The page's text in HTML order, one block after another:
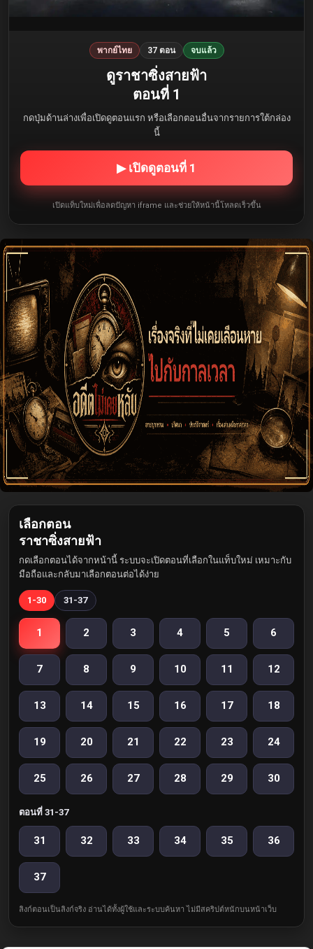
พากย์ไทย 37 ตอน จบแล้ว
ดูราชาซิ่งสายฟ้า
ตอนที่ 1
กดปุ่มด้านล่างเพื่อเปิดดูตอนแรก หรือเลือกตอนอื่นจากรายการใต้กล่อง
นี้
▶ เปิดดูตอนที่ 1
เปิดแท็บใหม่เพื่อลดปัญหา iframe และช่วยให้หน้านี้โหลดเร็วขึ้น
เลือกตอน
ราชาซิ่งสายฟ้า
กดเลือกตอนได้จากหน้านี้ ระบบจะเปิดตอนที่เลือกในแท็บใหม่ เหมาะกับ
มือถือและกลับมาเลือกตอนต่อได้ง่าย
1-30 31-37
1 2 3 4 5 6
7 8 9 10 11 12
13 14 15 16 17 18
19 20 21 22 23 24
25 26 27 28 29 30
ตอนที่ 31-37
31 32 33 34 35 36
37
ลิงก์ตอนเป็นลิงก์จริง อ่านได้ทั้งผู้ใช้และระบบค้นหา ไม่มีสคริปต์หนักบนหน้าเว็บ